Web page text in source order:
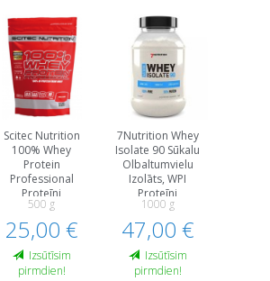
Scitec Nutrition
100% Whey
Protein
Professional
Proteīni
500 g
25,00 €
Izsūtīsim
pirmdien!
7Nutrition Whey
Isolate 90 Sūkalu
Olbaltumvielu
Izolāts, WPI
Proteīni
1000 g
47,00 €
Izsūtīsim
pirmdien!